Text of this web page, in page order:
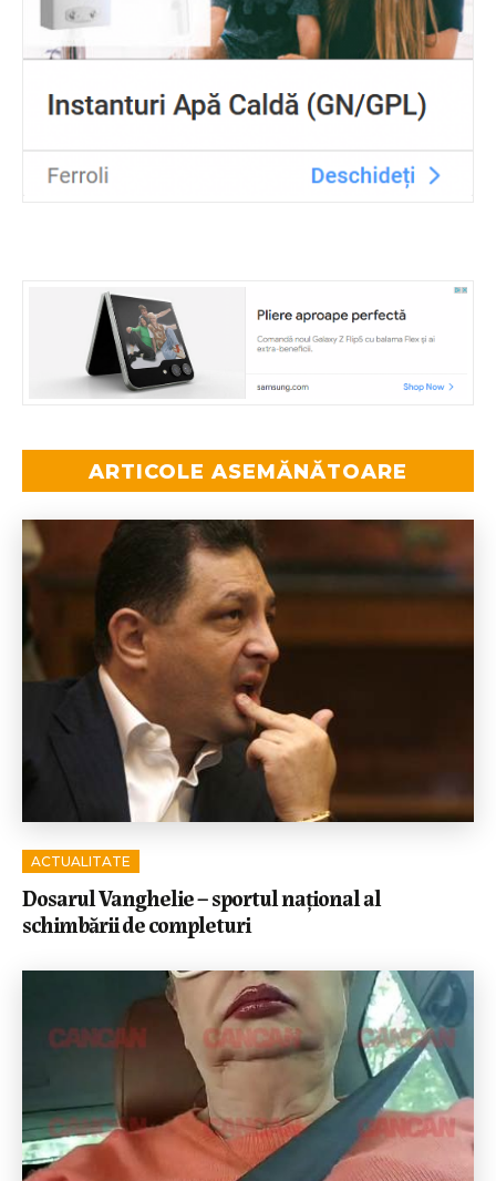
ARTICOLE ASEMĂNĂTOARE
ACTUALITATE
Dosarul Vanghelie – sportul național al
schimbării de completuri